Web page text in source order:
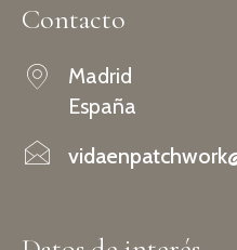
Contacto
Madrid
España